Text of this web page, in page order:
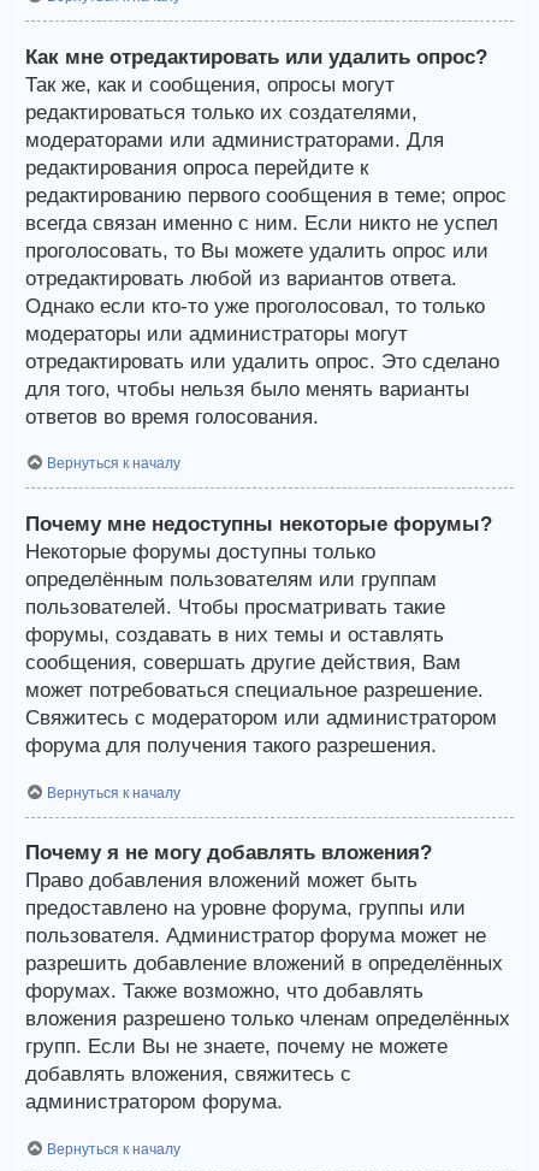
Как мне отредактировать или удалить опрос?
Так же, как и сообщения, опросы могут
редактироваться только их создателями,
модераторами или администраторами. Для
редактирования опроса перейдите к
редактированию первого сообщения в теме; опрос
всегда связан именно с ним. Если никто не успел
проголосовать, то Вы можете удалить опрос или
отредактировать любой из вариантов ответа.
Однако если кто-то уже проголосовал, то только
модераторы или администраторы могут
отредактировать или удалить опрос. Это сделано
для того, чтобы нельзя было менять варианты
ответов во время голосования.
Вернуться к началу
Почему мне недоступны некоторые форумы?
Некоторые форумы доступны только
определённым пользователям или группам
пользователей. Чтобы просматривать такие
форумы, создавать в них темы и оставлять
сообщения, совершать другие действия, Вам
может потребоваться специальное разрешение.
Свяжитесь с модератором или администратором
форума для получения такого разрешения.
Вернуться к началу
Почему я не могу добавлять вложения?
Право добавления вложений может быть
предоставлено на уровне форума, группы или
пользователя. Администратор форума может не
разрешить добавление вложений в определённых
форумах. Также возможно, что добавлять
вложения разрешено только членам определённых
групп. Если Вы не знаете, почему не можете
добавлять вложения, свяжитесь с
администратором форума.
Вернуться к началу